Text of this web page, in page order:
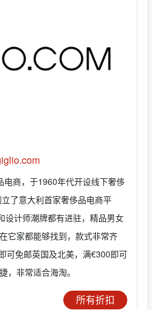
商，于1960年代开设线下奢侈
了意大利首家奢侈品电商平
设计师潮牌都有进驻，精品男女
它家都能够找到，款式非常齐
可免邮英国及北美，满€300即可
，非常适合海淘。
所有折扣